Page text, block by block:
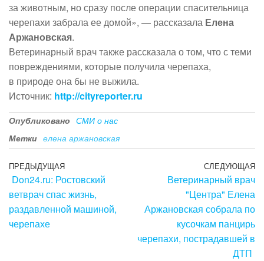
за животным, но сразу после операции спасительница
черепахи забрала ее домой», — рассказала Елена
Аржановская.
Ветеринарный врач также рассказала о том, что с теми
повреждениями, которые получила черепаха,
в природе она бы не выжила.
Источник: http://cityreporter.ru
Опубликовано СМИ о нас
Метки елена аржановская
Навигация
по
записям
Предыдущая
запись
ПРЕДЫДУЩАЯ
Don24.ru: Ростовский
ветврач спас жизнь,
раздавленной машиной,
черепахе
СЛЕДУЮЩАЯ
Ветеринарный врач
"Центра" Елена
Аржановская собрала по
кусочкам панцирь
черепахи, пострадавшей в
ДТП